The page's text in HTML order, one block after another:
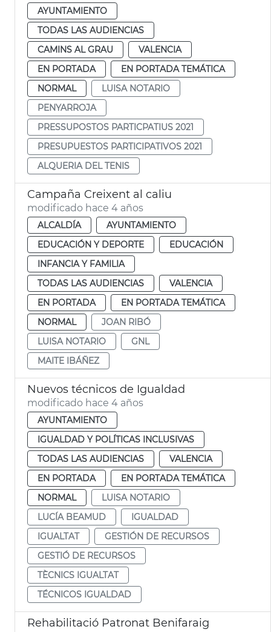
AYUNTAMIENTO
TODAS LAS AUDIENCIAS
CAMINS AL GRAU
VALENCIA
EN PORTADA
EN PORTADA TEMÁTICA
NORMAL
LUISA NOTARIO
PENYARROJA
PRESSUPOSTOS PARTICPATIUS 2021
PRESUPUESTOS PARTICIPATIVOS 2021
ALQUERIA DEL TENIS
Campaña Creixent al caliu
modificado hace 4 años
ALCALDÍA
AYUNTAMIENTO
EDUCACIÓN Y DEPORTE
EDUCACIÓN
INFANCIA Y FAMILIA
TODAS LAS AUDIENCIAS
VALENCIA
EN PORTADA
EN PORTADA TEMÁTICA
NORMAL
JOAN RIBÓ
LUISA NOTARIO
GNL
MAITE IBÁÑEZ
Nuevos técnicos de Igualdad
modificado hace 4 años
AYUNTAMIENTO
IGUALDAD Y POLÍTICAS INCLUSIVAS
TODAS LAS AUDIENCIAS
VALENCIA
EN PORTADA
EN PORTADA TEMÁTICA
NORMAL
LUISA NOTARIO
LUCÍA BEAMUD
IGUALDAD
IGUALTAT
GESTIÓN DE RECURSOS
GESTIÓ DE RECURSOS
TÈCNICS IGUALTAT
TÉCNICOS IGUALDAD
Rehabilitació Patronat Benifaraig